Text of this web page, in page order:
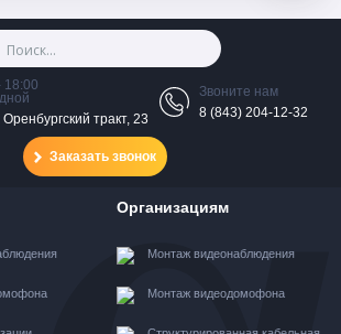
18:00
Оренбургский тракт, 23
Звоните нам
8 (843) 204-12-32
Заказать звонок
Организациям
Монтаж видеонаблюдения
Монтаж видеодомофона